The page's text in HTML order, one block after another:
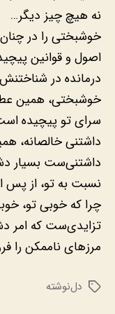
نه هیچ چیز دیگر…
خوشبختی را در چنان
اصول و قوانین
درمانده در
خوشبختی، همین
سرای تو پیچیده
داشتنی خالصانه،
داشتنی‌ست بسیار
نسبت به تو، از پس
چرا که خوبی تو،
تزایدی‌ست که امر
مرزهای ناممکن را
برچسب‌ها
دل‌نوشته